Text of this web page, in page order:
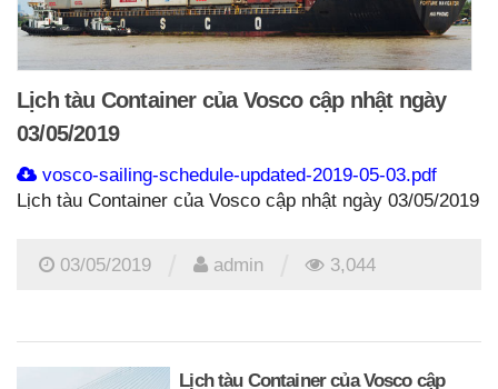
Lịch tàu Container của Vosco cập nhật ngày
03/05/2019
vosco-sailing-schedule-updated-2019-05-03.pdf
Lịch tàu Container của Vosco cập nhật ngày 03/05/2019
03/05/2019 admin 3,044
Lịch tàu Container của Vosco cập